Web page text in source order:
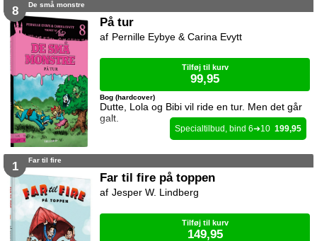
8 De små monstre
På tur
Dutte, Lola og Bibi vil ride en tur. Men det går
galt.
Bog (hardcover)
Pernille Eybye & Carina Evytt
Tilføj til kurv
99,95
6 10 199,95
1 Far til fire
Far til fire på toppen
Jesper W. Lindberg
Tilføj til kurv
149,95